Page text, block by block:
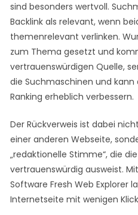
sind besonders wertvoll.
Backlink als relevant, wenn
themenrelevant verlinken.
zum Thema gesetzt und
vertrauenswürdigen Quelle,
die Suchmaschinen und
Ranking erheblich verbessern.
Der Rückverweis ist dabei
einer anderen Webseite,
„redaktionelle Stimme“, die
vertrauenswürdig ausweist.
Software Fresh Web Explorer
Internetseite mit wenigen